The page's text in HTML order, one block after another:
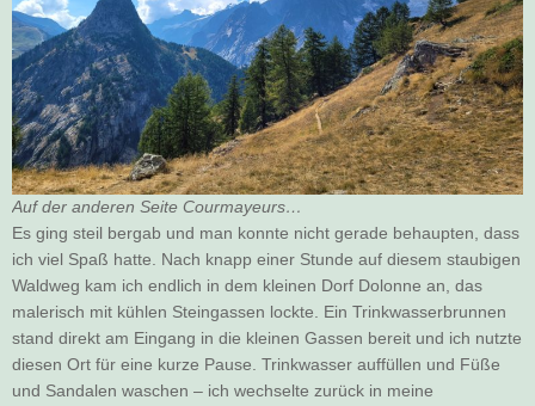
Auf der anderen Seite Courmayeurs…
Es ging steil bergab und man konnte nicht gerade behaupten, dass
ich viel Spaß hatte. Nach knapp einer Stunde auf diesem staubigen
Waldweg kam ich endlich in dem kleinen Dorf Dolonne an, das
malerisch mit kühlen Steingassen lockte. Ein Trinkwasserbrunnen
stand direkt am Eingang in die kleinen Gassen bereit und ich nutzte
diesen Ort für eine kurze Pause. Trinkwasser auffüllen und Füße
und Sandalen waschen – ich wechselte zurück in meine